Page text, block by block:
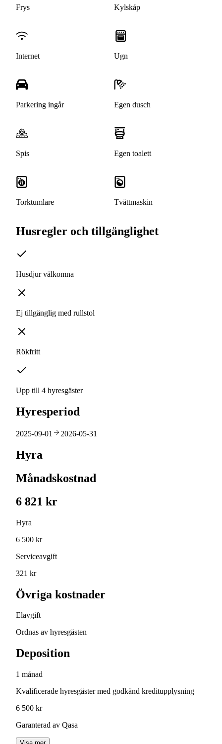
Frys Kylskåp
Internet Ugn
Parkering ingår Egen dusch
Spis Egen toalett
Torktumlare Tvättmaskin
Husregler och tillgänglighet
Husdjur välkomna
Ej tillgänglig med rullstol
Rökfritt
Upp till 4 hyresgäster
Hyresperiod
2025-09-01 2026-05-31
Hyra
Månadskostnad
6 821 kr
Hyra
6 500 kr
Serviceavgift
321 kr
Övriga kostnader
Elavgift
Ordnas av hyresgästen
Deposition
1 månad
Kvalificerade hyresgäster med godkänd kreditupplysning
6 500 kr
Garanterad av Qasa